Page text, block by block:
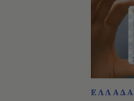
ΕΛΛΑΔΑ